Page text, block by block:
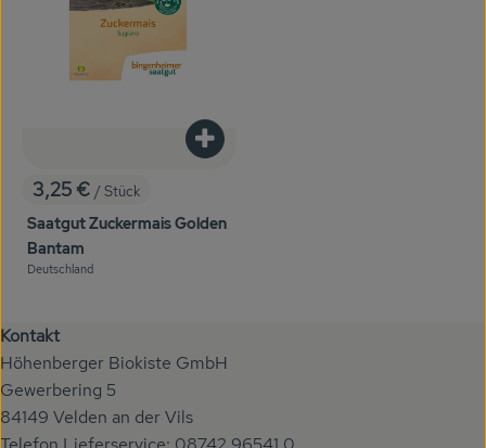
, Preis:
3,25 € / Stück
Saatgut Zuckermais Golden
Bantam
, Herkunft:
Deutschland
Produkt zum Warenkorb hinzufügen
Kontakt
Höhenberger Biokiste GmbH
Gewerbering 5
84149 Velden an der Vils